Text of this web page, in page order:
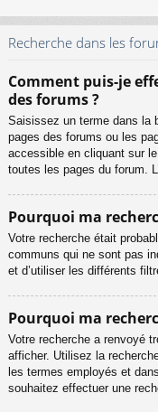
Recherche dans les
Comment puis-je
des forums ?
Saisissez un terme dans la
pages des forums ou les
accessible en cliquant sur
toutes les pages du forum.
Pourquoi ma
Votre recherche était
communs qui ne sont pas
et d’utiliser les différents
Pourquoi ma
Votre recherche a renvoyé
afficher. Utilisez la
les termes employés et
souhaitez effectuer une